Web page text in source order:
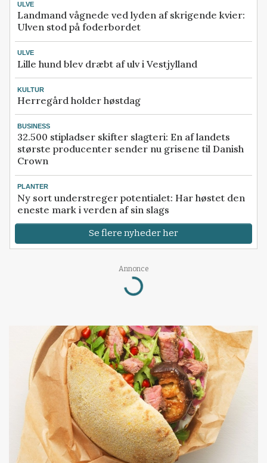
ULVE
Landmand vågnede ved lyden af skrigende kvier:
Ulven stod på foderbordet
ULVE
Lille hund blev dræbt af ulv i Vestjylland
KULTUR
Herregård holder høstdag
BUSINESS
32.500 stipladser skifter slagteri: En af landets
største producenter sender nu grisene til Danish
Crown
PLANTER
Ny sort understreger potentialet: Har høstet den
eneste mark i verden af sin slags
Se flere nyheder her
Annonce
Loading...